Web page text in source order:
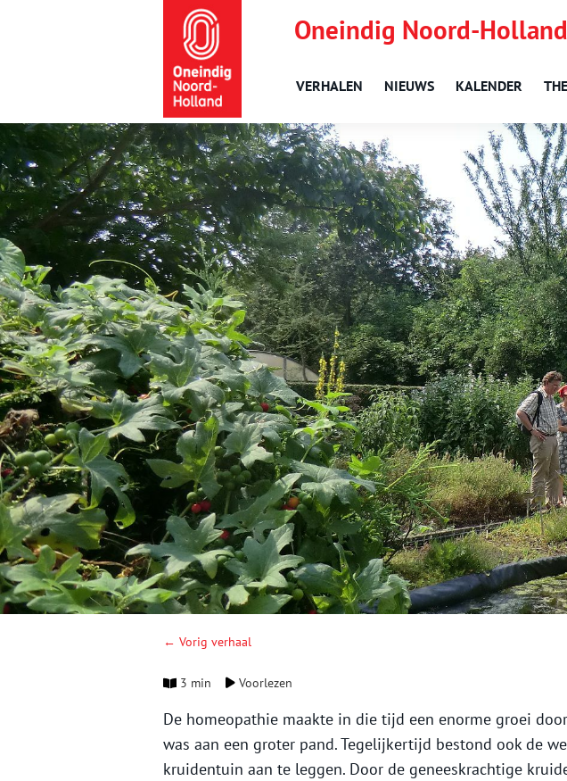
Oneindig Noord-Holland
VERHALEN NIEUWS KALENDER
← Vorig verhaal
3 min Voorlezen
De homeopathie maakte in die tijd een enorme groei
was aan een groter pand. Tegelijkertijd bestond ook de
kruidentuin aan te leggen. Door de geneeskrachtige